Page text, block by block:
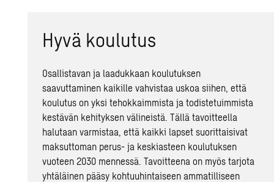
Hyvä koulutus
Osallistavan ja laadukkaan koulutuksen
saavuttaminen kaikille vahvistaa uskoa siihen, että
koulutus on yksi tehokkaimmista ja todistetuimmista
kestävän kehityksen välineistä. Tällä tavoitteella
halutaan varmistaa, että kaikki lapset suorittaisivat
maksuttoman perus- ja keskiasteen koulutuksen
vuoteen 2030 mennessä. Tavoitteena on myös tarjota
yhtäläinen pääsy kohtuuhintaiseen ammatilliseen